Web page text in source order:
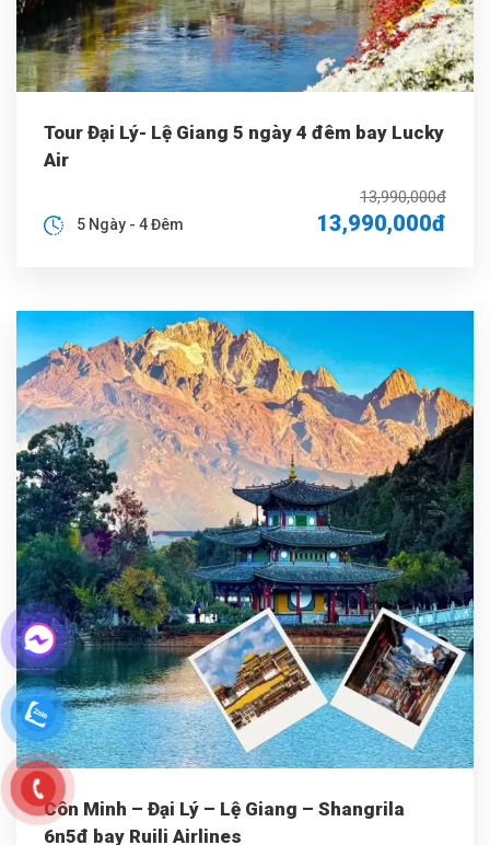
Tour Đại Lý- Lệ Giang 5 ngày 4 đêm bay Lucky
Air
13,990,000đ
13,990,000đ
5 Ngày - 4 Đêm
Côn Minh – Đại Lý – Lệ Giang – Shangrila
6n5đ bay Ruili Airlines